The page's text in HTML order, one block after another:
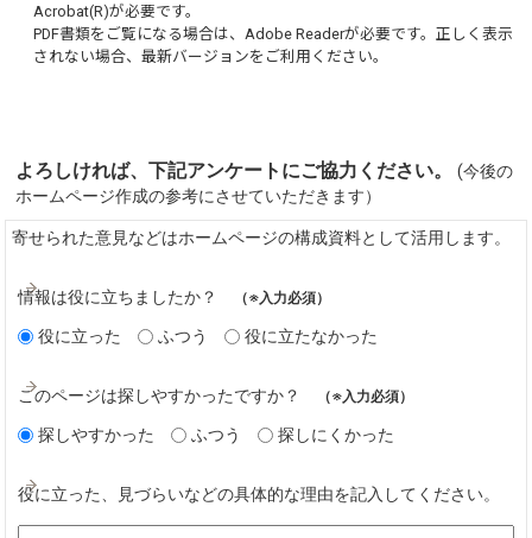
Acrobat(R)が必要です。
PDF書類をご覧になる場合は、 Adobe Readerが必要です。正しく表示
されない場合、最新バージョンをご利用ください。